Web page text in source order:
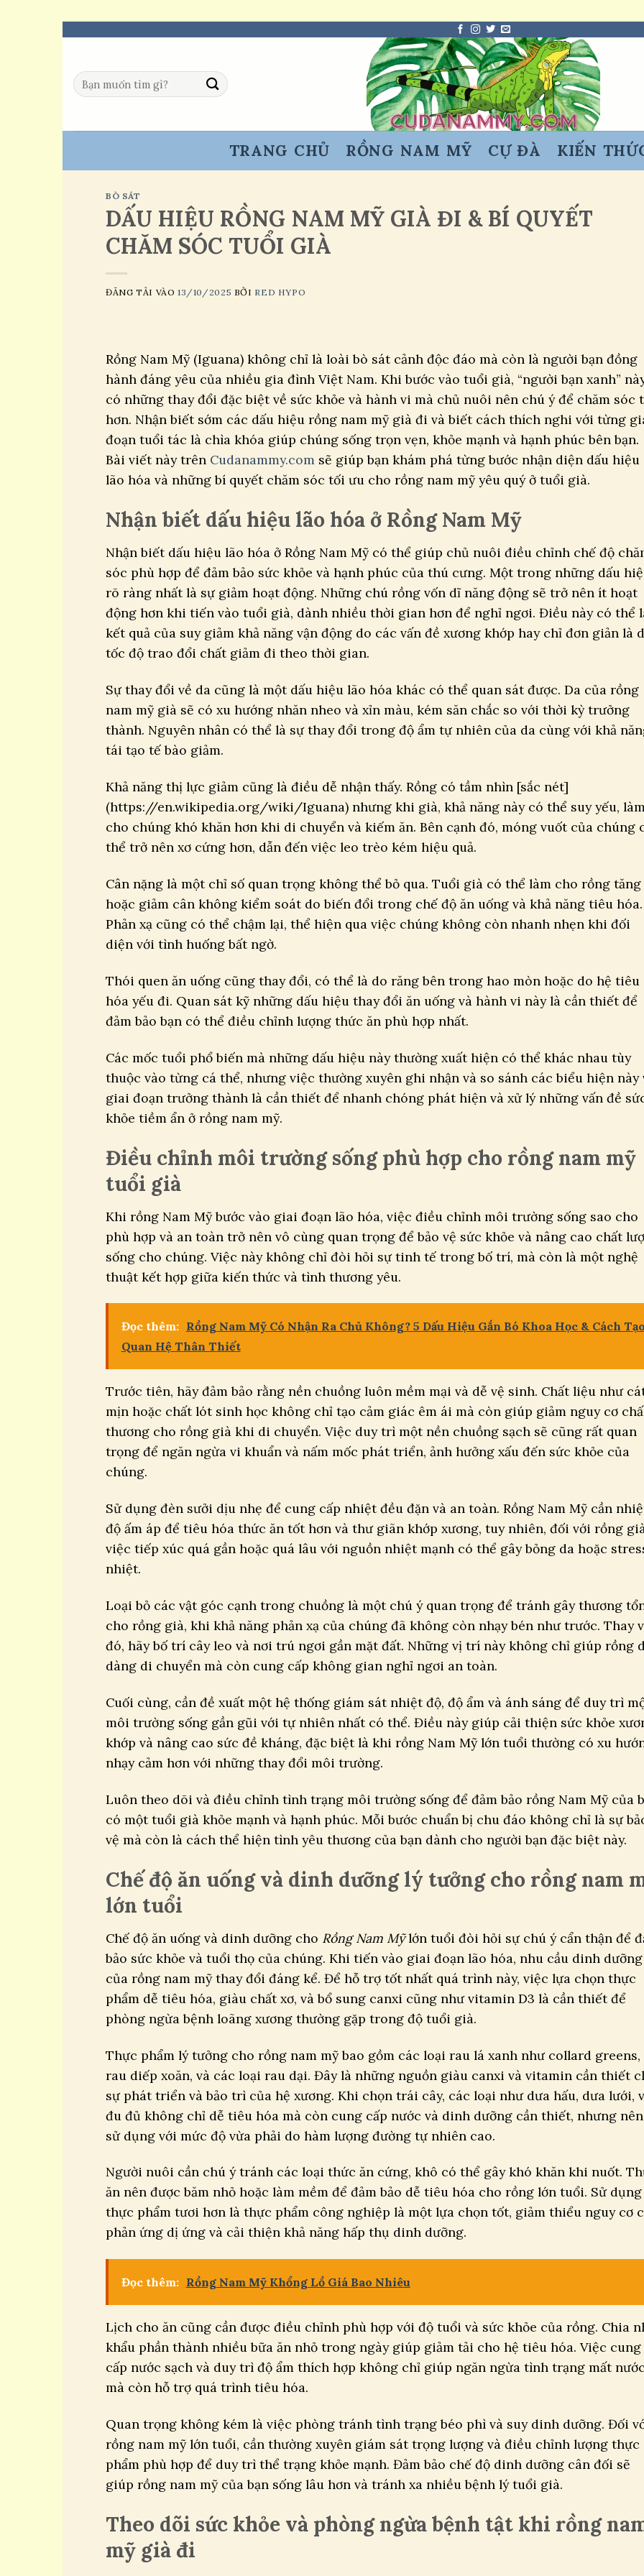
content
Tìm
kiếm:
TRANG CHỦ RỒNG NAM MỸ CỰ ĐÀ KIẾN
BÒ SÁT
DẤU HIỆU RỒNG NAM MỸ GIÀ ĐI & BÍ QUYẾT
CHĂM SÓC TUỔI GIÀ
ĐĂNG TẢI VÀO13/10/2025 BỞI RED HYPO
Rồng Nam Mỹ (Iguana) không chỉ là loài bò sát cảnh độc đáo mà còn là người bạn đồng
hành đáng yêu của nhiều gia đình Việt Nam. Khi bước vào tuổi già, “người bạn xanh”
có những thay đổi đặc biệt về sức khỏe và hành vi mà chủ nuôi nên chú ý để chăm sóc
hơn. Nhận biết sớm các dấu hiệu rồng nam mỹ già đi và biết cách thích nghi với từng
đoạn tuổi tác là chìa khóa giúp chúng sống trọn vẹn, khỏe mạnh và hạnh phúc bên bạn.
Bài viết này trên Cudanammy.com sẽ giúp bạn khám phá từng bước nhận diện dấu hiệu
lão hóa và những bí quyết chăm sóc tối ưu cho rồng nam mỹ yêu quý ở tuổi già.
Nhận biết dấu hiệu lão hóa ở Rồng Nam Mỹ
Nhận biết dấu hiệu lão hóa ở Rồng Nam Mỹ có thể giúp chủ nuôi điều chỉnh chế độ
sóc phù hợp để đảm bảo sức khỏe và hạnh phúc của thú cưng. Một trong những dấu
rõ ràng nhất là sự giảm hoạt động. Những chú rồng vốn dĩ năng động sẽ trở nên ít hoạt
động hơn khi tiến vào tuổi già, dành nhiều thời gian hơn để nghỉ ngơi. Điều này có thể
kết quả của suy giảm khả năng vận động do các vấn đề xương khớp hay chỉ đơn giản là
tốc độ trao đổi chất giảm đi theo thời gian.
Sự thay đổi về da cũng là một dấu hiệu lão hóa khác có thể quan sát được. Da của rồng
nam mỹ già sẽ có xu hướng nhăn nheo và xỉn màu, kém săn chắc so với thời kỳ trưởng
thành. Nguyên nhân có thể là sự thay đổi trong độ ẩm tự nhiên của da cùng với khả
tái tạo tế bào giảm.
Khả năng thị lực giảm cũng là điều dễ nhận thấy. Rồng có tầm nhìn [sắc nét]
(https://en.wikipedia.org/wiki/Iguana) nhưng khi già, khả năng này có thể suy yếu,
cho chúng khó khăn hơn khi di chuyển và kiếm ăn. Bên cạnh đó, móng vuốt của chúng
thể trở nên xơ cứng hơn, dẫn đến việc leo trèo kém hiệu quả.
Cân nặng là một chỉ số quan trọng không thể bỏ qua. Tuổi già có thể làm cho rồng tăng
hoặc giảm cân không kiểm soát do biến đổi trong chế độ ăn uống và khả năng tiêu hóa.
Phản xạ cũng có thể chậm lại, thể hiện qua việc chúng không còn nhanh nhẹn khi đối
diện với tình huống bất ngờ.
Thói quen ăn uống cũng thay đổi, có thể là do răng bên trong hao mòn hoặc do hệ tiêu
hóa yếu đi. Quan sát kỹ những dấu hiệu thay đổi ăn uống và hành vi này là cần thiết để
đảm bảo bạn có thể điều chỉnh lượng thức ăn phù hợp nhất.
Các mốc tuổi phổ biến mà những dấu hiệu này thường xuất hiện có thể khác nhau tùy
thuộc vào từng cá thể, nhưng việc thường xuyên ghi nhận và so sánh các biểu hiện này
giai đoạn trưởng thành là cần thiết để nhanh chóng phát hiện và xử lý những vấn đề
khỏe tiềm ẩn ở rồng nam mỹ.
Điều chỉnh môi trường sống phù hợp cho rồng nam mỹ
tuổi già
Khi rồng Nam Mỹ bước vào giai đoạn lão hóa, việc điều chỉnh môi trường sống sao cho
phù hợp và an toàn trở nên vô cùng quan trọng để bảo vệ sức khỏe và nâng cao chất
sống cho chúng. Việc này không chỉ đòi hỏi sự tinh tế trong bố trí, mà còn là một nghệ
thuật kết hợp giữa kiến thức và tình thương yêu.
Đọc thêm: Rồng Nam Mỹ Có Nhận Ra Chủ Không? 5 Dấu Hiệu Gắn Bó Khoa Học & Cách Tạo
Quan Hệ Thân Thiết
Trước tiên, hãy đảm bảo rằng nền chuồng luôn mềm mại và dễ vệ sinh. Chất liệu như
mịn hoặc chất lót sinh học không chỉ tạo cảm giác êm ái mà còn giúp giảm nguy cơ
thương cho rồng già khi di chuyển. Việc duy trì một nền chuồng sạch sẽ cũng rất quan
trọng để ngăn ngừa vi khuẩn và nấm mốc phát triển, ảnh hưởng xấu đến sức khỏe của
chúng.
Sử dụng đèn sưởi dịu nhẹ để cung cấp nhiệt đều đặn và an toàn. Rồng Nam Mỹ cần
độ ấm áp để tiêu hóa thức ăn tốt hơn và thư giãn khớp xương, tuy nhiên, đối với rồng
việc tiếp xúc quá gần hoặc quá lâu với nguồn nhiệt mạnh có thể gây bỏng da hoặc
nhiệt.
Loại bỏ các vật góc cạnh trong chuồng là một chú ý quan trọng để tránh gây thương
cho rồng già, khi khả năng phản xạ của chúng đã không còn nhạy bén như trước. Thay
đó, hãy bố trí cây leo và nơi trú ngơi gần mặt đất. Những vị trí này không chỉ giúp rồng
dàng di chuyển mà còn cung cấp không gian nghỉ ngơi an toàn.
Cuối cùng, cần đề xuất một hệ thống giám sát nhiệt độ, độ ẩm và ánh sáng để duy trì
môi trường sống gần gũi với tự nhiên nhất có thể. Điều này giúp cải thiện sức khỏe
khớp và nâng cao sức đề kháng, đặc biệt là khi rồng Nam Mỹ lớn tuổi thường có xu
nhạy cảm hơn với những thay đổi môi trường.
Luôn theo dõi và điều chỉnh tình trạng môi trường sống để đảm bảo rồng Nam Mỹ của
có một tuổi già khỏe mạnh và hạnh phúc. Mỗi bước chuẩn bị chu đáo không chỉ là sự
vệ mà còn là cách thể hiện tình yêu thương của bạn dành cho người bạn đặc biệt này.
Chế độ ăn uống và dinh dưỡng lý tưởng cho rồng nam
lớn tuổi
Chế độ ăn uống và dinh dưỡng cho Rồng Nam Mỹlớn tuổi đòi hỏi sự chú ý cẩn thận để
bảo sức khỏe và tuổi thọ của chúng. Khi tiến vào giai đoạn lão hóa, nhu cầu dinh dưỡng
của rồng nam mỹ thay đổi đáng kể. Để hỗ trợ tốt nhất quá trình này, việc lựa chọn thực
phẩm dễ tiêu hóa, giàu chất xơ, và bổ sung canxi cũng như vitamin D3 là cần thiết để
phòng ngừa bệnh loãng xương thường gặp trong độ tuổi già.
Thực phẩm lý tưởng cho rồng nam mỹ bao gồm các loại rau lá xanh như collard greens,
rau diếp xoăn, và các loại rau dại. Đây là những nguồn giàu canxi và vitamin cần thiết
sự phát triển và bảo trì của hệ xương. Khi chọn trái cây, các loại như dưa hấu, dưa lưới,
đu đủ không chỉ dễ tiêu hóa mà còn cung cấp nước và dinh dưỡng cần thiết, nhưng nên
sử dụng với mức độ vừa phải do hàm lượng đường tự nhiên cao.
Người nuôi cần chú ý tránh các loại thức ăn cứng, khô có thể gây khó khăn khi nuốt.
ăn nên được băm nhỏ hoặc làm mềm để đảm bảo dễ tiêu hóa cho rồng lớn tuổi. Sử dụng
thực phẩm tươi hơn là thực phẩm công nghiệp là một lựa chọn tốt, giảm thiểu nguy cơ
phản ứng dị ứng và cải thiện khả năng hấp thụ dinh dưỡng.
Đọc thêm: Rồng Nam Mỹ Khổng Lồ Giá Bao Nhiêu
Lịch cho ăn cũng cần được điều chỉnh phù hợp với độ tuổi và sức khỏe của rồng. Chia
khẩu phần thành nhiều bữa ăn nhỏ trong ngày giúp giảm tải cho hệ tiêu hóa. Việc cung
cấp nước sạch và duy trì độ ẩm thích hợp không chỉ giúp ngăn ngừa tình trạng mất nước
mà còn hỗ trợ quá trình tiêu hóa.
Quan trọng không kém là việc phòng tránh tình trạng béo phì và suy dinh dưỡng. Đối
rồng nam mỹ lớn tuổi, cần thường xuyên giám sát trọng lượng và điều chỉnh lượng thực
phẩm phù hợp để duy trì thể trạng khỏe mạnh. Đảm bảo chế độ dinh dưỡng cân đối sẽ
giúp rồng nam mỹ của bạn sống lâu hơn và tránh xa nhiều bệnh lý tuổi già.
Theo dõi sức khỏe và phòng ngừa bệnh tật khi rồng
mỹ già đi